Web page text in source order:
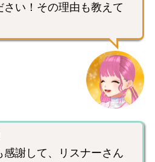
さい！その理由も教えて
感謝して、リスナーさん